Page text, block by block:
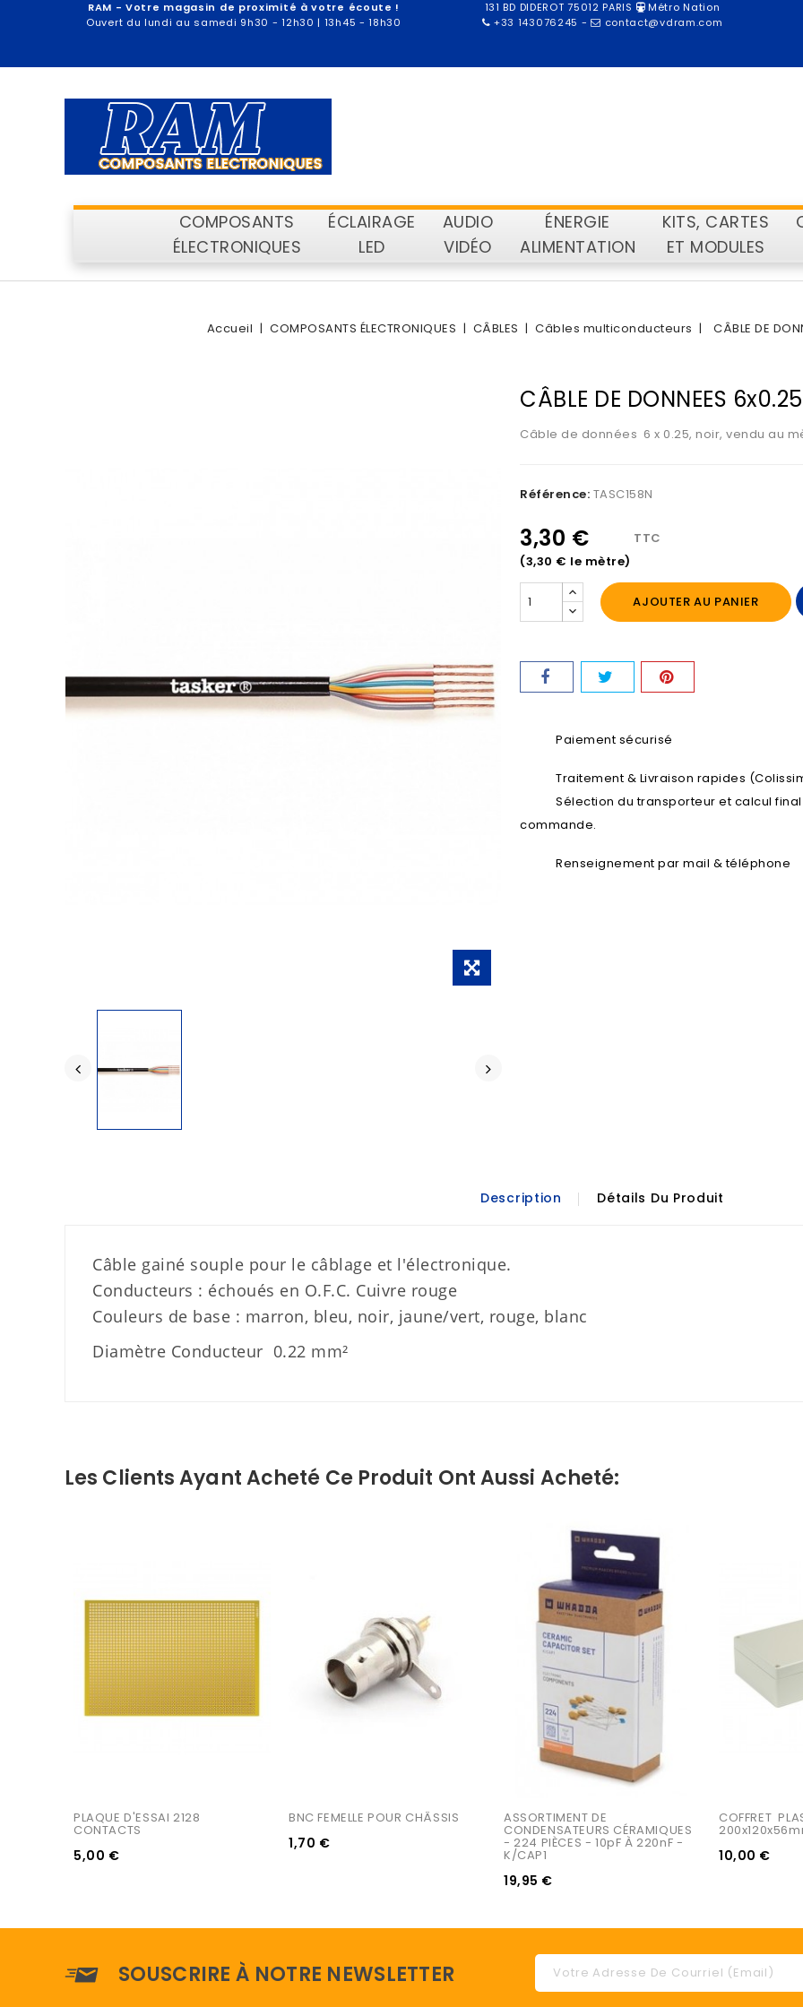
RAM - Votre magasin de proximité à votre écoute !
Ouvert du lundi au samedi 9h30 - 12h30 | 13h45 - 18h30
131 BD DIDEROT 75012 PARIS
Métro Nation
+33 143076245 - contact@vdram.com
COMPOSANTS
ÉLECTRONIQUES
ÉCLAIRAGE
LED
AUDIO
VIDÉO
ÉNERGIE
ALIMENTATION
KITS, CARTES
ET MODULES
Accueil COMPOSANTS ÉLECTRONIQUES CÂBLES Câbles multiconducteurs CÂBLE DE
CÂBLE DE DONNEES
Câble de données 6 x 0.25, noir, vendu au
Référence: TASC158N
3,30 €
(3,30 € le mètre)
TTC
AJOUTER AU PANIER
Paiement sécurisé
Traitement & Livraison rapides
Sélection du transporteur et calcul
commande.
Renseignement par mail & téléphone
Description Détails Du Produit
Câble gainé souple pour le câblage et l'électronique.
Conducteurs : échoués en O.F.C. Cuivre rouge
Couleurs de base : marron, bleu, noir, jaune/vert, rouge, blanc
Diamètre Conducteur 0.22 mm²
Les Clients Ayant Acheté Ce Produit Ont Aussi Acheté:
PLAQUE D'ESSAI 2128
CONTACTS
5,00 €
BNC FEMELLE POUR CHÂSSIS
1,70 €
ASSORTIMENT DE
CONDENSATEURS CÉRAMIQUES
- 224 PIÈCES - 10pF À 220nF -
K/CAP1
19,95 €
COFFRET
10,00 €
SOUSCRIRE À NOTRE NEWSLETTER